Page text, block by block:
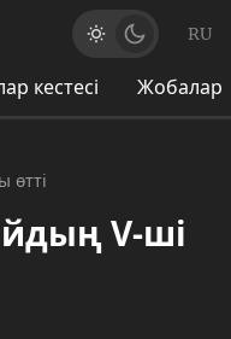
RU
кестесі Жобалар
өтті
V-ші